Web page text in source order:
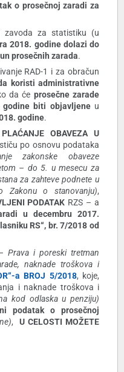
o prosečnoj zaradi za
zavoda za statistiku (u
2018. godine dolazi do
prosečnih zarada.
RAD-1 i za obračun
koristi administrativne
da će prosečne zarade
biti objavljeneu
godine.
OBAVEZA U
po osnovu podataka
zakonske obaveze
– do 5. u mesecu za
za zahteve podnete u
Zakonu o stanovanju),
PODATAK RZS – a
u decembru 2017.
RS“, br. 7/2018 od
Prava i poreski tretman
naknade troškova i
a BROJ 5/2018, koje,
i naknade troškova i
kod odlaska u penziju)
podatak o prosečnoj
,
U CELOSTI MOŽETE